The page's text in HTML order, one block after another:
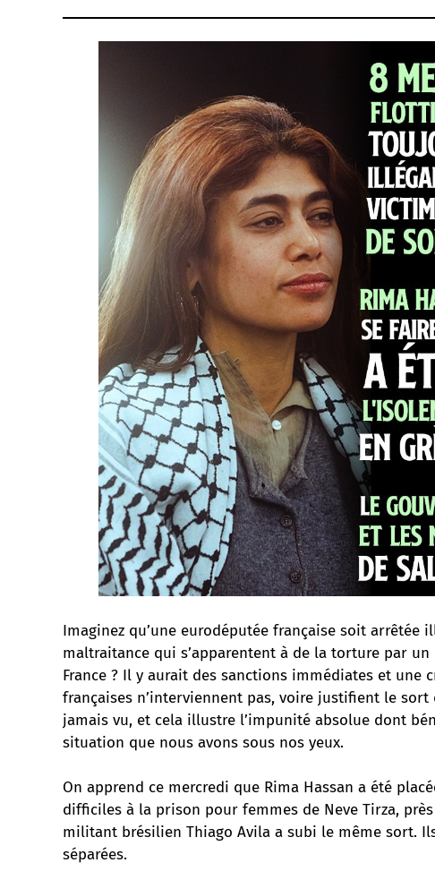
Imaginez qu’une eurodéputée française soit arrêtée
maltraitance qui s’apparentent à de la torture par
France ? Il y aurait des sanctions immédiates et
françaises n’interviennent pas, voire justifient le sort
jamais vu, et cela illustre l’impunité absolue dont
situation que nous avons sous nos yeux.
On apprend ce mercredi que Rima Hassan a été
difficiles à la prison pour femmes de Neve Tirza,
militant brésilien Thiago Avila a subi le même sort.
séparées.